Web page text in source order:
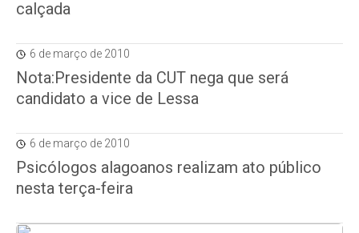
calçada
6 de março de 2010
Nota:Presidente da CUT nega que será
candidato a vice de Lessa
6 de março de 2010
Psicólogos alagoanos realizam ato público
nesta terça-feira